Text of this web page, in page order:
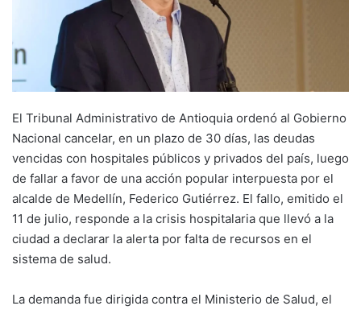
El Tribunal Administrativo de Antioquia ordenó al Gobierno
Nacional cancelar, en un plazo de 30 días, las deudas
vencidas con hospitales públicos y privados del país, luego
de fallar a favor de una acción popular interpuesta por el
alcalde de Medellín, Federico Gutiérrez. El fallo, emitido el
11 de julio, responde a la crisis hospitalaria que llevó a la
ciudad a declarar la alerta por falta de recursos en el
sistema de salud.
La demanda fue dirigida contra el Ministerio de Salud, el